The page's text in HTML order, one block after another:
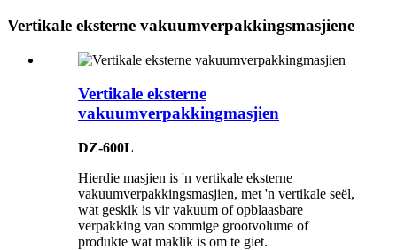
Vertikale eksterne vakuumverpakkingsmasjiene
Vertikale eksterne
vakuumverpakkingmasjien
DZ-600L
Hierdie masjien is 'n vertikale eksterne
vakuumverpakkingsmasjien, met 'n vertikale seël,
wat geskik is vir vakuum of opblaasbare
verpakking van sommige grootvolume of
produkte wat maklik is om te giet.